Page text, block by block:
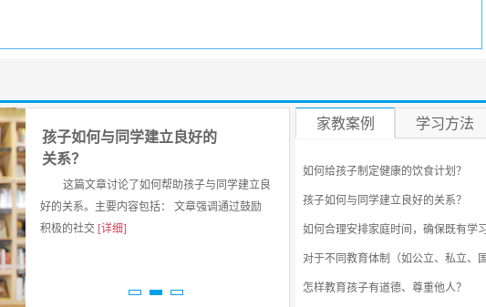
造了一套知识点总结体系，耐心地带着我思考解答，在学习的这段时
学习的兴趣和自信提高了很多，成绩自然也有了很大提高。非常感谢
老师，非常认真负责。
级
，教课方法也很灵活。老师讲过的知识点都能理解到位，就记得很牢
孩子如何与同学建立良好的
关系？
这篇文章讨论了如何帮助孩子与同学建立良
好的关系。主要内容包括： 文章强调通过鼓励
积极的社交 [详细]
家教案例 学习方法
如何给孩子制定健康的饮食计划？
孩子如何与同学建立良好的关系？
如何合理安排家庭时间，确保既有学
娱乐和休息？
对于不同教育体制（如公立、私立、
校等）的了解和比较？
怎样教育孩子有道德、尊重他人？